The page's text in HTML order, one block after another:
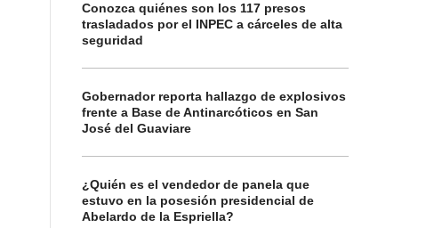
Conozca quiénes son los 117 presos
trasladados por el INPEC a cárceles de alta
seguridad
Gobernador reporta hallazgo de explosivos
frente a Base de Antinarcóticos en San
José del Guaviare
¿Quién es el vendedor de panela que
estuvo en la posesión presidencial de
Abelardo de la Espriella?